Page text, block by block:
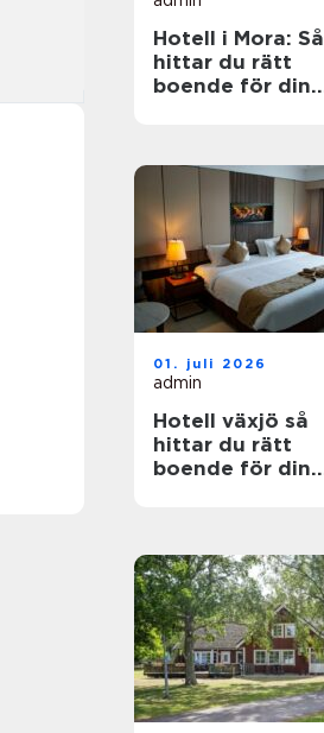
Hotell i Mora: Så
hittar du rätt
boende för din
01. juli 2026
admin
Hotell växjö så
hittar du rätt
boende för din